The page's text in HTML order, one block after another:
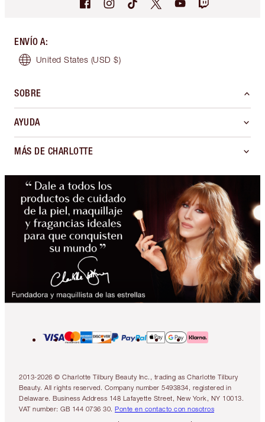
ENVÍO A:
United States (USD $)
SOBRE
AYUDA
MÁS DE CHARLOTTE
2013-2026 © Charlotte Tilbury Beauty Inc., trading as Charlotte Tilbury
Beauty. All rights reserved. Company number 5493834, registered in
Delaware. Business Address 148 Lafayette Street, New York, NY 10013.
VAT number: GB 144 0736 30. Ponte en contacto con nosotros